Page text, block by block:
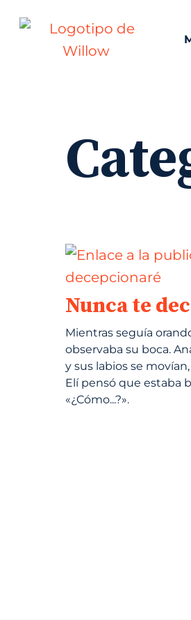
Nunca te
Mientras seguía
observaba su boca.
y sus labios se
Elí pensó que estaba
«¿Cómo...?».